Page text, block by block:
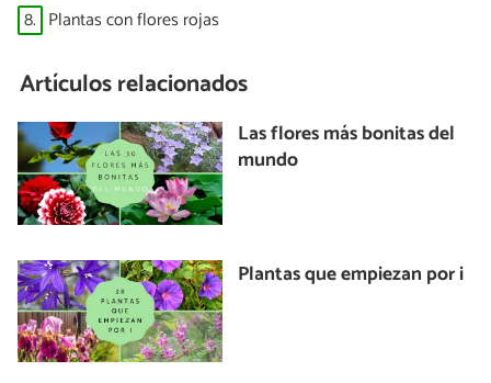
8. Plantas con flores rojas
Artículos relacionados
Las flores más bonitas del
mundo
Plantas que empiezan por i